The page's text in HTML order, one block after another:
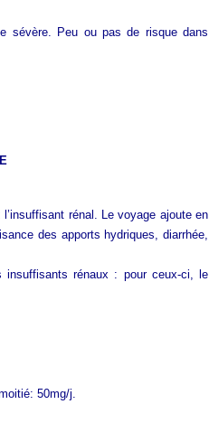
sévère. Peu ou pas de risque dans
rénal. Le voyage ajoute en
des apports hydriques, diarrhée,
insuffisants rénaux : pour ceux-ci, le
50mg/j.